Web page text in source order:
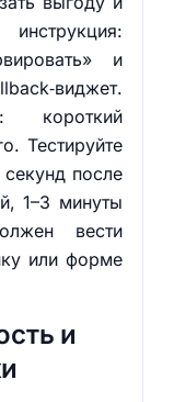
и
короткий
Тестируйте
после
1–3 минуты
вести
или форме
и